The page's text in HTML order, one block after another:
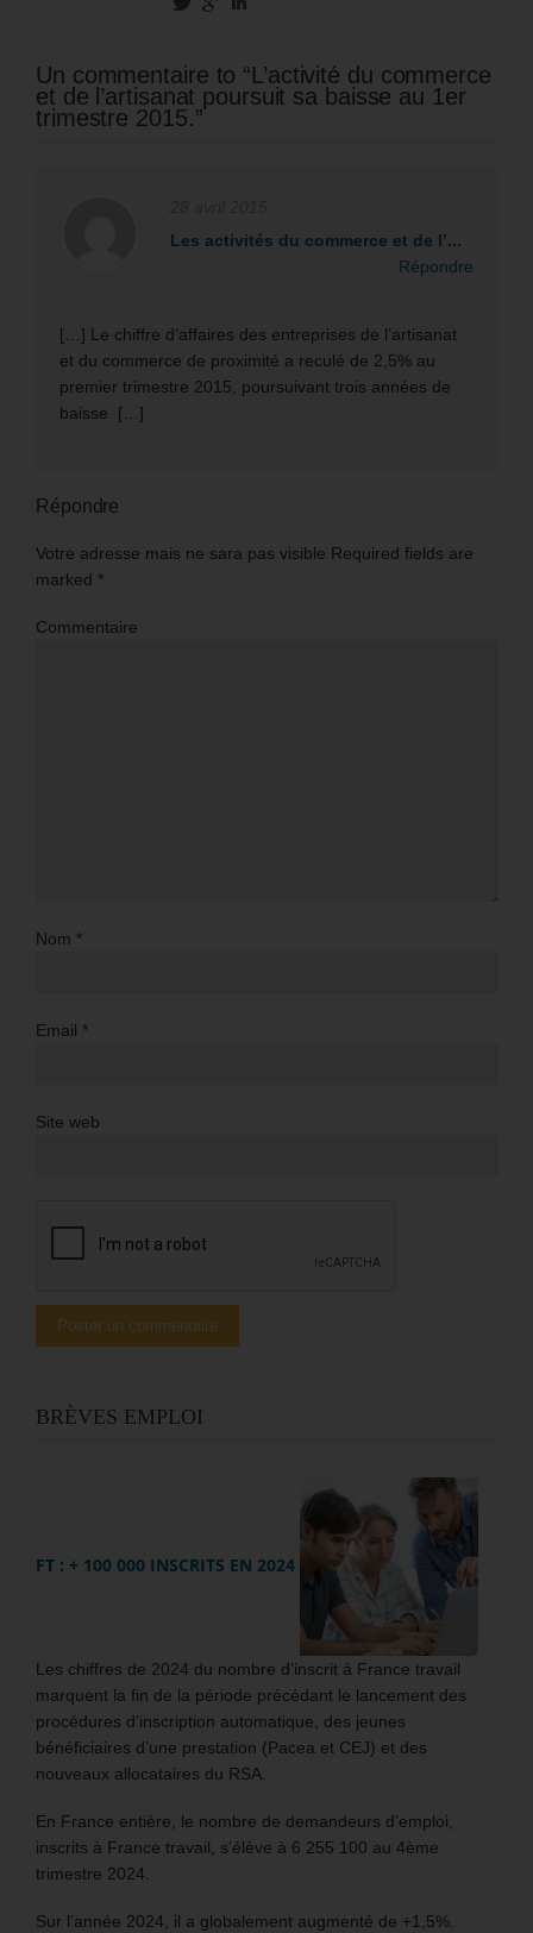
Un commentaire to “L’activité du commerce
et de l’artisanat poursuit sa baisse au 1er
trimestre 2015.”
Les activités du commerce et de l’...
Répondre
[…] Le chiffre d’affaires des entreprises de l’artisanat
et du commerce de proximité a reculé de 2,5% au
premier trimestre 2015, poursuivant trois années de
baisse […]
Répondre
Votre adresse mais ne sara pas visible Required fields are
marked *
Commentaire
Nom *
Email *
Site web
BRÈVES EMPLOI
FT : + 100 000 INSCRITS EN 2024
Les chiffres de 2024 du nombre d’inscrit à France travail
marquent la fin de la période précédant le lancement des
procédures d’inscription automatique, des jeunes
bénéficiaires d’une prestation (Pacea et CEJ) et des
nouveaux allocataires du RSA.
En France entière, le nombre de demandeurs d’emploi,
inscrits à France travail, s’élève à 6 255 100 au 4ème
trimestre 2024.
Sur l’année 2024, il a globalement augmenté de +1,5%.